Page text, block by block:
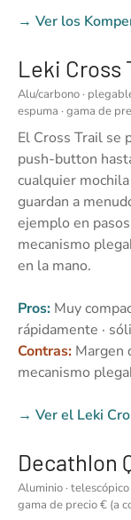
→ Ver los
Leki Cross
Alu/carbono ·
espuma · gama de
El Cross Trail se
push-button
cualquier
guardan a
ejemplo en
mecanismo
en la mano.
Pros: Muy
rápidamente ·
Contras: Margen
mecanismo
→ Ver el Leki
Decathlon
Aluminio ·
gama de precio € (a